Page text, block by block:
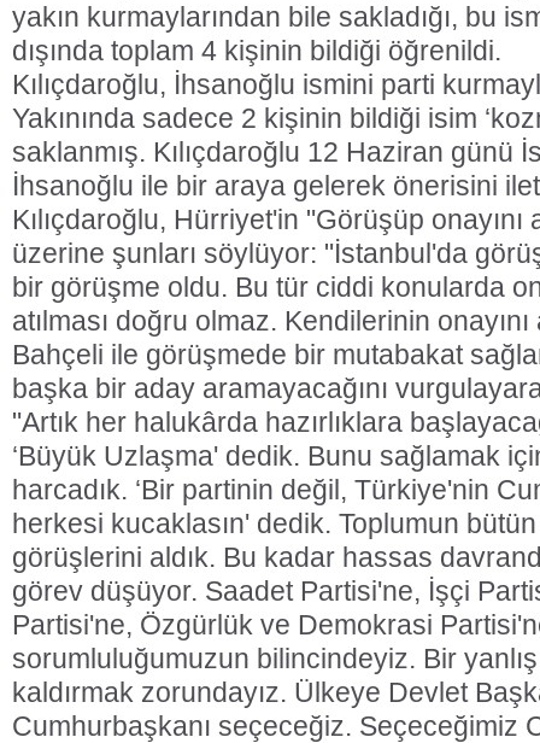
yakın kurmaylarından bile sakladığı, bu
dışında toplam 4 kişinin bildiği öğrenildi.
Kılıçdaroğlu, İhsanoğlu ismini parti
Yakınında sadece 2 kişinin bildiği isim
saklanmış. Kılıçdaroğlu 12 Haziran günü
İhsanoğlu ile bir araya gelerek önerisini
Kılıçdaroğlu, Hürriyet'in "Görüşüp onayını
üzerine şunları söylüyor: "İstanbul'da
bir görüşme oldu. Bu tür ciddi konularda
atılması doğru olmaz. Kendilerinin onayını
Bahçeli ile görüşmede bir mutabakat
başka bir aday aramayacağını
"Artık her halukârda hazırlıklara
‘Büyük Uzlaşma' dedik. Bunu sağlamak
harcadık. ‘Bir partinin değil, Türkiye'nin
herkesi kucaklasın' dedik. Toplumun
görüşlerini aldık. Bu kadar hassas
görev düşüyor. Saadet Partisi'ne, İşçi
Partisi'ne, Özgürlük ve Demokrasi
sorumluluğumuzun bilincindeyiz. Bir
kaldırmak zorundayız. Ülkeye Devlet
Cumhurbaşkanı seçeceğiz. Seçeceğimiz